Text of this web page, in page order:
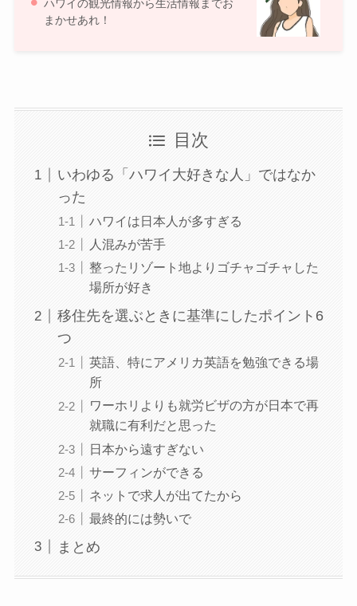
ハワイの観光情報から生活情報までお
まかせあれ！
目次
いわゆる「ハワイ大好きな人」ではなか
った
ハワイは日本人が多すぎる
人混みが苦手
整ったリゾート地よりゴチャゴチャした
場所が好き
移住先を選ぶときに基準にしたポイント6
つ
英語、特にアメリカ英語を勉強できる場
所
ワーホリよりも就労ビザの方が日本で再
就職に有利だと思った
日本から遠すぎない
サーフィンができる
ネットで求人が出てたから
最終的には勢いで
まとめ